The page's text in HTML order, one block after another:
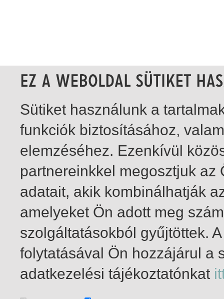
1-1 / total 1 hit
Sütiket használunk a
funkciók biztosításához,
elemzéséhez. Ezenkívül
partnereinkkel megosztjuk
adatait, akik kombinálhatják
amelyeket Ön adott meg
szolgáltatásokból gyűjtöttek.
folytatásával Ön hozzájárul a
adatkezelési tájékoztatónkat